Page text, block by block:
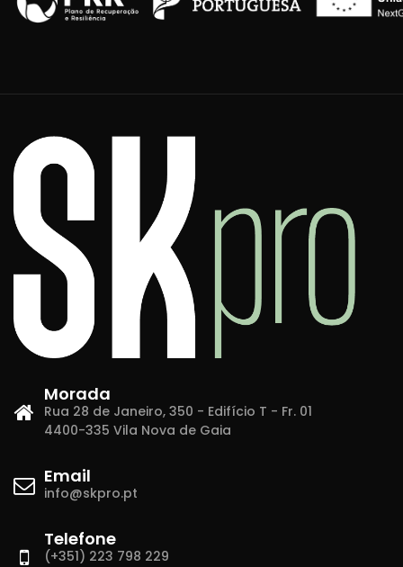
Morada
Rua 28 de Janeiro, 350 - Edifício T - Fr. 01
4400-335 Vila Nova de Gaia
Email
info@skpro.pt
Telefone
(+351) 223 798 229